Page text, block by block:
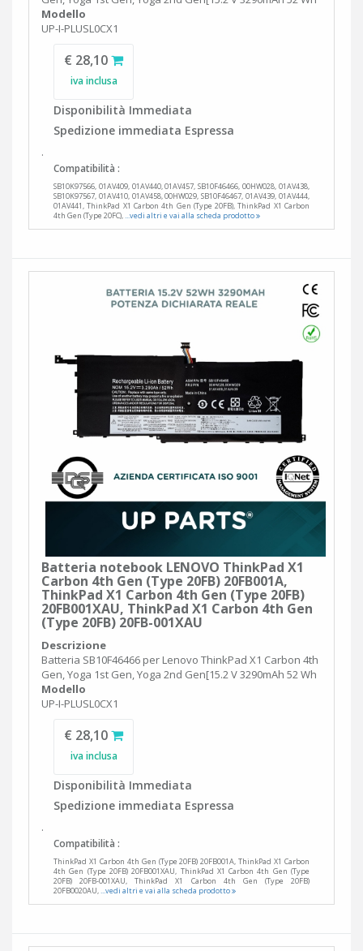
Modello
UP-I-PLUSL0CX1
€ 28,10
iva inclusa
Disponibilità Immediata
Spedizione immediata Espressa
.
Compatibilità :
SB10K97566, 01AV409, 01AV440, 01AV457, SB10F46466, 00HW028, 01AV438,
SB10K97567, 01AV410, 01AV458, 00HW029, SB10F46467, 01AV439, 01AV444,
01AV441, ThinkPad X1 Carbon 4th Gen (Type 20FB), ThinkPad X1 Carbon
4th Gen (Type 20FC),...vedi altri e vai alla scheda prodotto
Batteria notebook LENOVO ThinkPad X1
Carbon 4th Gen (Type 20FB) 20FB001A,
ThinkPad X1 Carbon 4th Gen (Type 20FB)
20FB001XAU, ThinkPad X1 Carbon 4th Gen
(Type 20FB) 20FB-001XAU
Descrizione
Batteria SB10F46466 per Lenovo ThinkPad X1 Carbon 4th
Gen, Yoga 1st Gen, Yoga 2nd Gen[15.2 V 3290mAh 52 Wh
Modello
UP-I-PLUSL0CX1
€ 28,10
iva inclusa
Disponibilità Immediata
Spedizione immediata Espressa
.
Compatibilità :
ThinkPad X1 Carbon 4th Gen (Type 20FB) 20FB001A, ThinkPad X1 Carbon
4th Gen (Type 20FB) 20FB001XAU, ThinkPad X1 Carbon 4th Gen (Type
20FB) 20FB-001XAU, ThinkPad X1 Carbon 4th Gen (Type 20FB)
20FB0020AU,...vedi altri e vai alla scheda prodotto